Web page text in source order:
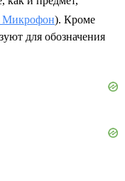
Микрофон). Кроме
для обозначения